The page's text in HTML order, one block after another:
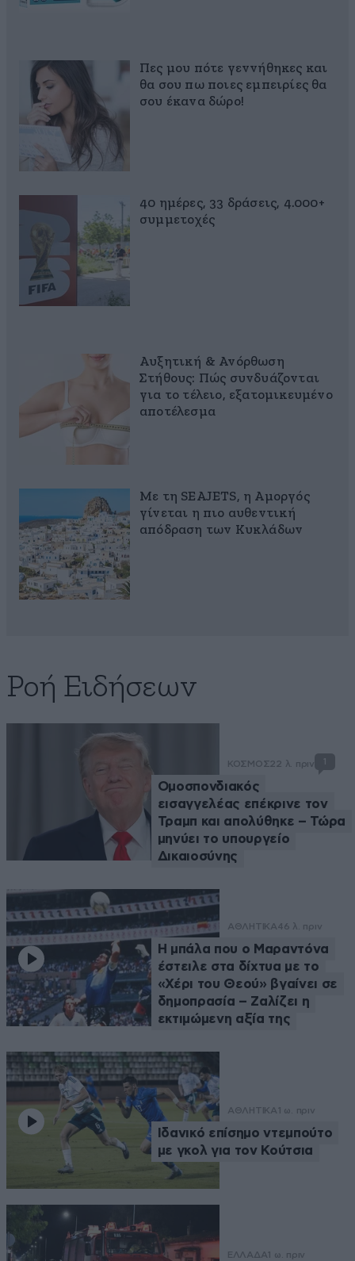
Πες μου πότε γεννήθηκες και
θα σου πω ποιες εμπειρίες θα
σου έκανα δώρο!
40 ημέρες, 33 δράσεις, 4.000+
συμμετοχές
Αυξητική & Ανόρθωση
Στήθους: Πώς συνδυάζονται
για το τέλειο, εξατομικευμένο
αποτέλεσμα
Με τη SEAJETS, η Αμοργός
γίνεται η πιο αυθεντική
απόδραση των Κυκλάδων
Ροή Ειδήσεων
ΚΟΣΜΟΣ22 λ. πριν
Ομοσπονδιακός
εισαγγελέας επέκρινε τον
Τραμπ και απολύθηκε – Τώρα
μηνύει το υπουργείο
Δικαιοσύνης
ΑΘΛΗΤΙΚΑ46 λ. πριν
Η μπάλα που ο Μαραντόνα
έστειλε στα δίχτυα με το
«Χέρι του Θεού» βγαίνει σε
δημοπρασία – Ζαλίζει η
εκτιμώμενη αξία της
ΑΘΛΗΤΙΚΑ 1 ω. πριν
Ιδανικό επίσημο ντεμπούτο
με γκολ για τον Κούτσια
ΕΛΛΑΔΑ 1 ω. πριν